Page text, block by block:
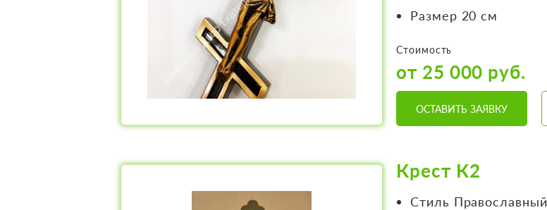
Размер 20 см
Стоимость
от 25 000 руб.
ОСТАВИТЬ ЗАЯВКУ
Крест К2
Стиль Православный